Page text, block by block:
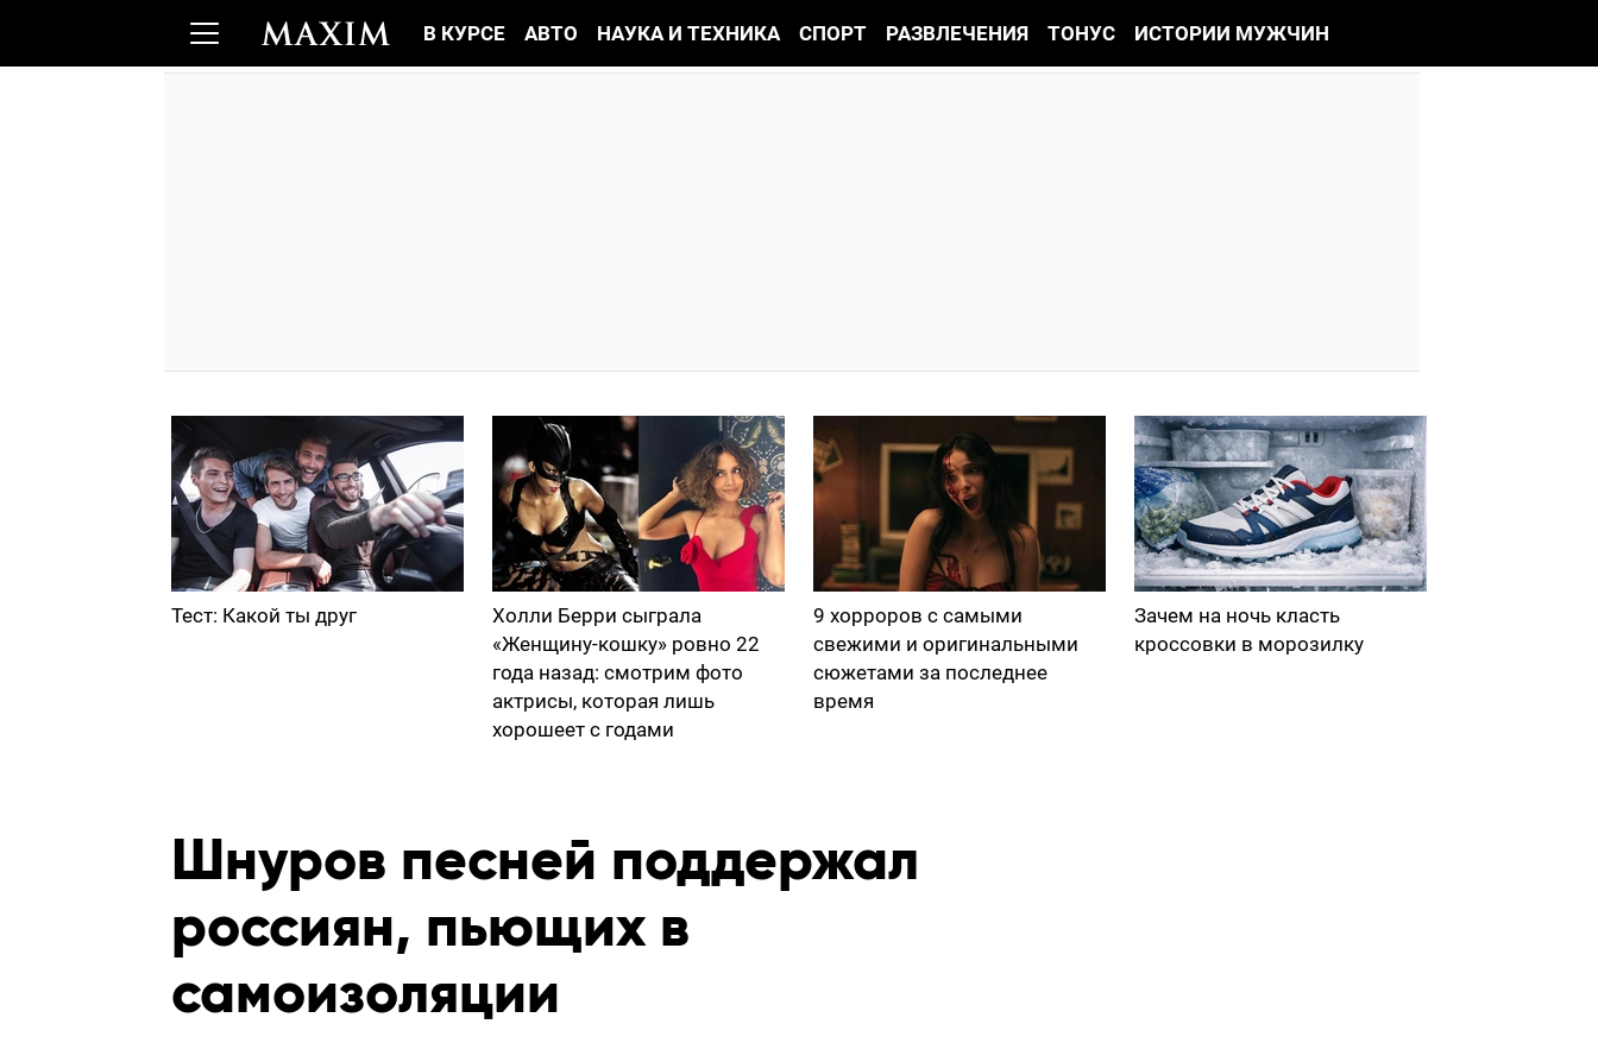
В КУРСЕ АВТО НАУКА И ТЕХНИКА СПОРТ РАЗВЛЕЧЕНИЯ ТОНУС ИСТОРИИ МУЖЧИН
Тест: Какой ты друг
Холли Берри сыграла
«Женщину-кошку» ровно 22
года назад: смотрим фото
актрисы, которая лишь
хорошеет с годами
9 хорроров с самыми
свежими и оригинальными
сюжетами за последнее
время
Зачем на ночь класть
кроссовки в морозилку
Шнуров песней поддержал
россиян, пьющих в
самоизоляции